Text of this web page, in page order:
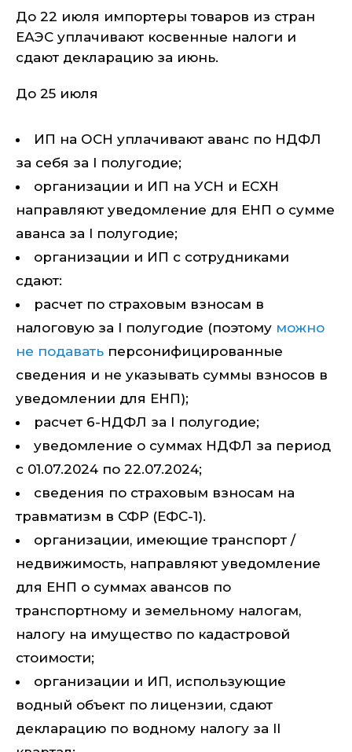
До 22 июля импортеры товаров из стран
ЕАЭС уплачивают косвенные налоги и
сдают декларацию за июнь.
До 25 июля
ИП на ОСН уплачивают аванс по НДФЛ
за себя за I полугодие;
организации и ИП на УСН и ЕСХН
направляют уведомление для ЕНП о сумме
аванса за I полугодие;
организации и ИП с сотрудниками
сдают:
расчет по страховым взносам в
налоговую за I полугодие (поэтому можно
не подавать персонифицированные
сведения и не указывать суммы взносов в
уведомлении для ЕНП);
расчет 6-НДФЛ за I полугодие;
уведомление о суммах НДФЛ за период
с 01.07.2024 по 22.07.2024;
сведения по страховым взносам на
травматизм в СФР (ЕФС-1).
организации, имеющие транспорт /
недвижимость, направляют уведомление
для ЕНП о суммах авансов по
транспортному и земельному налогам,
налогу на имущество по кадастровой
стоимости;
организации и ИП, использующие
водный объект по лицензии, сдают
декларацию по водному налогу за II